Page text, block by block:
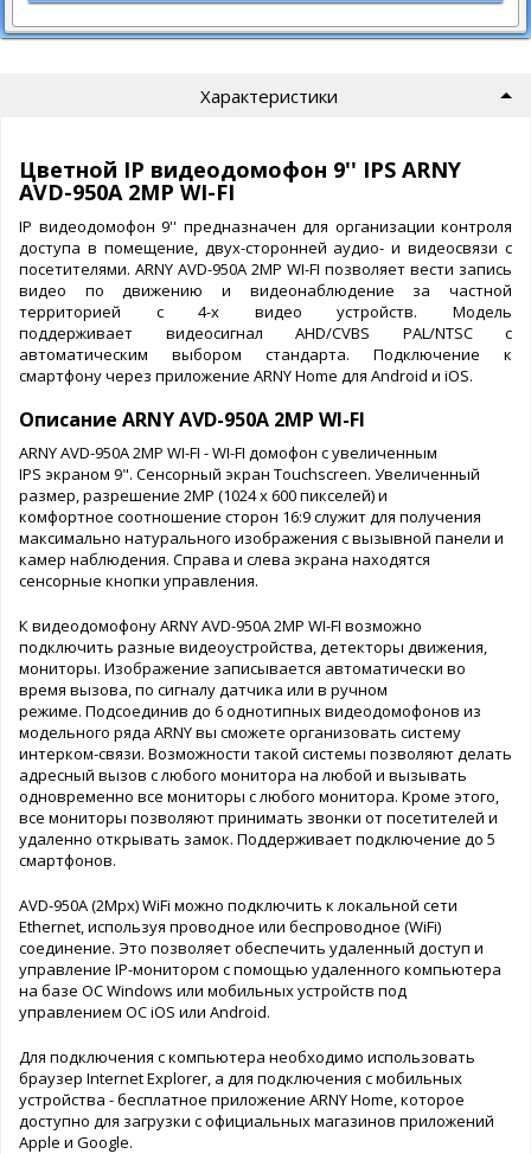
Характеристики
Цветной IP видеодомофон 9'' IPS ARNY
AVD-950A 2MP WI-FI
IP видеодомофон 9'' предназначен для организации контроля
доступа в помещение, двух-сторонней аудио- и видеосвязи с
посетителями. ARNY AVD-950A 2MP WI-FI позволяет вести запись
видео по движению и видеонаблюдение за частной
территорией с 4-х видео устройств. Модель
поддерживает видеосигнал AHD/CVBS PAL/NTSC с
автоматическим выбором стандарта. Подключение к
смартфону через приложение ARNY Home для Android и iOS.
Описание ARNY AVD-950A 2MP WI-FI
ARNY AVD-950A 2MP WI-FI - WI-FI домофон с увеличенным
IPS экраном 9". Сенсорный экран Touchscreen. Увеличенный
размер, разрешение 2МР (1024 х 600 пикселей) и
комфортное соотношение сторон 16:9 служит для получения
максимально натурального изображения с вызывной панели и
камер наблюдения. Справа и слева экрана находятся
сенсорные кнопки управления.
К видеодомофону ARNY AVD-950A 2MP WI-FI возможно
подключить разные видеоустройства, детекторы движения,
мониторы. Изображение записывается автоматически во
время вызова, по сигналу датчика или в ручном
режиме. Подсоединив до 6 однотипных видеодомофонов из
модельного ряда ARNY вы сможете организовать систему
интерком-связи. Возможности такой системы позволяют делать
адресный вызов с любого монитора на любой и вызывать
одновременно все мониторы с любого монитора. Кроме этого,
все мониторы позволяют принимать звонки от посетителей и
удаленно открывать замок. Поддерживает подключение до 5
смартфонов.
AVD-950A (2Mpx) WiFi можно подключить к локальной сети
Ethernet, используя проводное или беспроводное (WiFi)
соединение. Это позволяет обеспечить удаленный доступ и
управление IP-монитором с помощью удаленного компьютера
на базе ОС Windows или мобильных устройств под
управлением ОС iOS или Android.
Для подключения с компьютера необходимо использовать
браузер Internet Explorer, а для подключения с мобильных
устройства - бесплатное приложение ARNY Home, которое
доступно для загрузки с официальных магазинов приложений
Apple и Google.